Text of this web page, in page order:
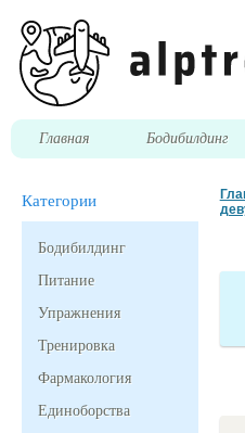
Главная Бодибилдинг
Категории
Бодибилдинг
Питание
Упражнения
Тренировка
Фармакология
Единоборства